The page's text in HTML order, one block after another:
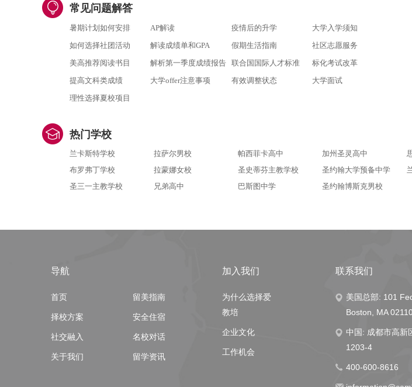
常见问题解答
暑期计划如何安排 AP解读 疫情后的升学
大学入学须知
如何选择社团活动
解读成绩单和GPA 假期生活指南
社区志愿服务
美高推荐阅读书目
解析第一季度成绩报告 联合国国际人才标准
标化考试改革
提高文科类成绩
大学offer注意事项 有效调整状态
大学面试
理性选择夏校项目
热门学校
兰卡斯特学校 拉萨尔男校 帕西菲卡高中 加州圣灵高中
布罗弗丁学校
拉蒙娜女校 圣史蒂芬主教学校 圣约翰大学预备中学
圣三一主教学校
兄弟高中 巴斯图中学 圣约翰博斯克男校
导航
首页 留美指南
择校方案 安全住宿
社交融入 名校对话
关于我们 留学资讯
加入我们
为什么选择爱
教培
企业文化
工作机会
联系我们
美国总部: 101
Boston, MA
中国: 成都市高新
1203-4
400-600-8616